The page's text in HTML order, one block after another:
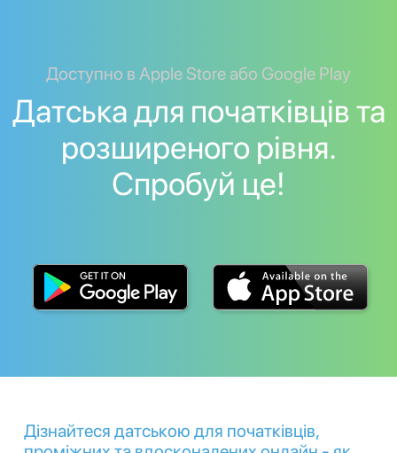
Доступно в Apple Store або Google Play
Датська для початківців та
розширеного рівня.
Спробуй це!
Дізнайтеся датською для початківців,